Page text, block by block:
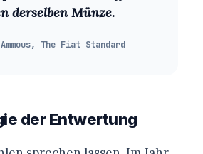
derselben Münze.
The Fiat Standard
der Entwertung